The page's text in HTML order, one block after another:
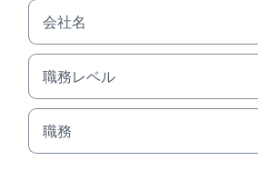
日立製作所は、「グローバル労働
れ、タレントに活躍の場を提供で
というビジョンの一環として、
従業員のグローバル化に大きく
この変革の一端としてグローバ
ームであるWorkdayを導入。本
の最適化、社内モビリティの促進
会社名
職務レベル
職務